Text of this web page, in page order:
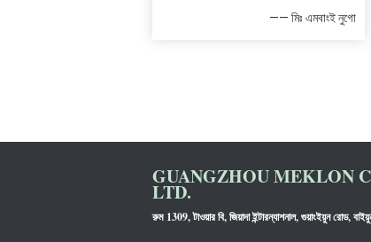
—— মিঃ এমবাংই নুগো
GUANGZHOU MEKLON
LTD.
রুম 1309, টাওয়ার বি, জিয়াদা ইন্টারন্যাশনাল, গুয়াংইয়ুন রোড,